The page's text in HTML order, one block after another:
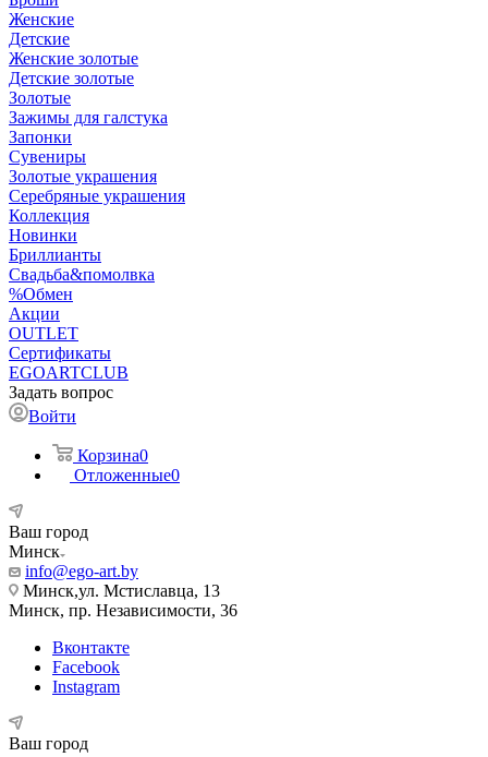
Женские
Детские
Женские золотые
Детские золотые
Золотые
Зажимы для галстука
Запонки
Сувениры
Золотые украшения
Серебряные украшения
Коллекция
Новинки
Бриллианты
Свадьба&помолвка
%Обмен
Акции
OUTLET
Сертификаты
EGOARTCLUB
Задать вопрос
Войти
Корзина0
Отложенные0
Ваш город
Минск
info@ego-art.by
Минск,ул. Мстиславца, 13
Минск, пр. Независимости, 36
Вконтакте
Facebook
Instagram
Ваш город